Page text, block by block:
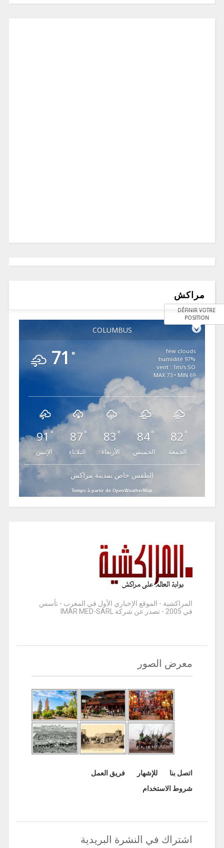
مراكش
COLUMBUS
DÉFINIR VOTRE
POSITION
71 °
few clouds
97% humidité
vent : 1m/s SO
MAX 73 • MIN 69
91 °
الإثنين
87 °
الثلاثاء
83 °
الأربعاء
84°
الخميس
82 °
الجمعة
الطقس خاص بمدينة مراكش
Temps à partir de OpenWeatherMap
المراكشية - الموقع الإخباري الأول في المغرب - تأسس
في 2005 - تصدر عن شركة IMAR MED-SARL
معرض الصور
اتصل بنا للإشهار
فريق العمل
شروط الاستخدام
اشتراك في النشرة البريدية